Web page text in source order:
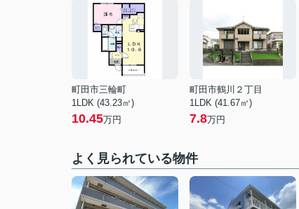
町田市三輪町
1LDK (43.23㎡)
10.45万円
町田市鶴川２丁目
1LDK (41.67㎡)
7.8万円
よく見られている物件